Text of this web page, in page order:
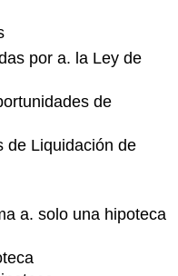
por a. la Ley de
de
de Liquidación de
a. solo una hipoteca